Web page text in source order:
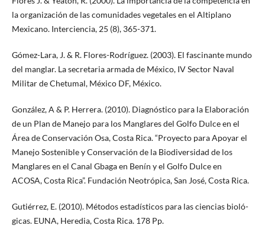
la organización de las comunidades vegetales en el Altiplano
Mexicano. Interciencia, 25 (8), 365-371.
Gómez-Lara, J. & R. Flores-Rodríguez. (2003). El fascinante mundo
del manglar. La secretaria armada de México, IV Sector Naval
Militar de Chetumal, México DF, México.
González, A & P. Herrera. (2010). Diagnóstico para la Elaboración
de un Plan de Manejo para los Manglares del Golfo Dulce en el
Área de Conservación Osa, Costa Rica. “Proyecto para Apoyar el
Manejo Sostenible y Conservación de la Biodiversidad de los
Manglares en el Canal Gbaga en Benín y el Golfo Dulce en
ACOSA, Costa Rica”. Fundación Neotrópica, San José, Costa Rica.
Gutiérrez, E. (2010). Métodos estadísticos para las ciencias bioló-
gicas. EUNA, Heredia, Costa Rica. 178 Pp.